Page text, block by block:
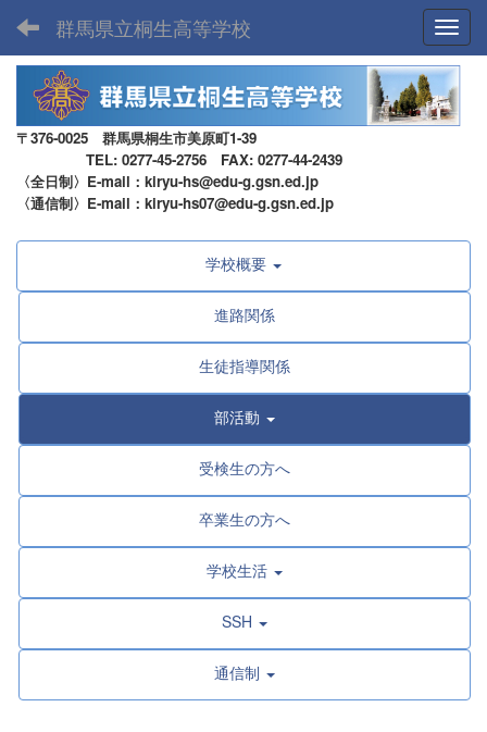
群馬県立桐生高等学校
〒376-0025 群馬県桐生市美原町1-39
TEL: 0277-45-2756 FAX: 0277-44-2439
〈全日制〉E-mail：kiryu-hs@edu-g.gsn.ed.jp
〈通信制〉E-mail：kiryu-hs07@edu-g.gsn.ed.jp
学校概要
進路関係
生徒指導関係
部活動
受検生の方へ
卒業生の方へ
学校生活
SSH
通信制